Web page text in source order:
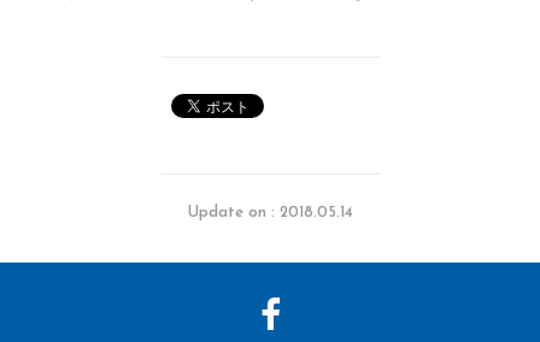
Update on : 2018.05.14